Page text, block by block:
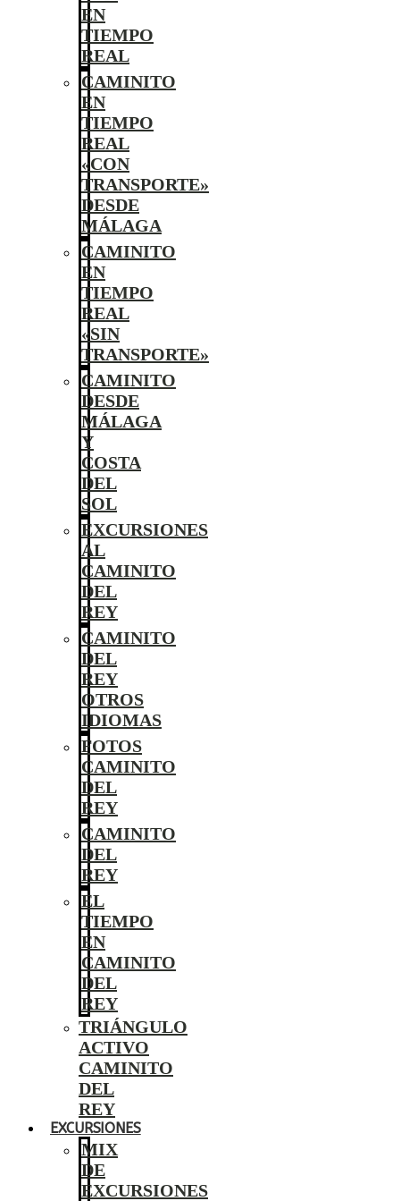
EN
TIEMPO
REAL
CAMINITO
EN
TIEMPO
REAL
«CON
TRANSPORTE»
DESDE
MÁLAGA
CAMINITO
EN
TIEMPO
REAL
«SIN
TRANSPORTE»
CAMINITO
DESDE
MÁLAGA
Y
COSTA
DEL
SOL
EXCURSIONES
AL
CAMINITO
DEL
REY
CAMINITO
DEL
REY
OTROS
IDIOMAS
FOTOS
CAMINITO
DEL
REY
CAMINITO
DEL
REY
EL
TIEMPO
EN
CAMINITO
DEL
REY
TRIÁNGULO
ACTIVO
CAMINITO
DEL
REY
EXCURSIONES
MIX
DE
EXCURSIONES